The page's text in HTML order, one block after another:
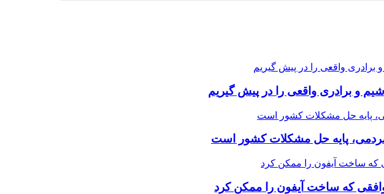
و برادری واقعی را در پیش گیریم
پایه حل مشکلات کشور است
که ساخت آیفون را ممکن کرد